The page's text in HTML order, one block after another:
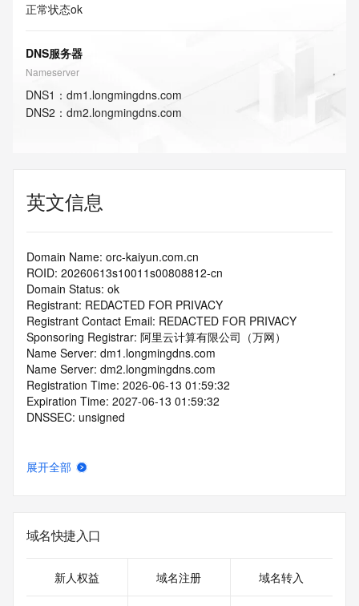
正常状态ok
DNS服务器
Nameserver
DNS1 ： dm1.longmingdns.com
DNS2 ： dm2.longmingdns.com
英文信息
Domain Name: orc-kaiyun.com.cn
ROID: 20260613s10011s00808812-cn
Domain Status: ok
Registrant: REDACTED FOR PRIVACY
Registrant Contact Email: REDACTED FOR PRIVACY
Sponsoring Registrar: 阿里云计算有限公司（万网）
Name Server: dm1.longmingdns.com
Name Server: dm2.longmingdns.com
Registration Time: 2026-06-13 01:59:32
Expiration Time: 2027-06-13 01:59:32
DNSSEC: unsigned
展开全部
域名快捷入口
新人权益 域名注册 域名转入